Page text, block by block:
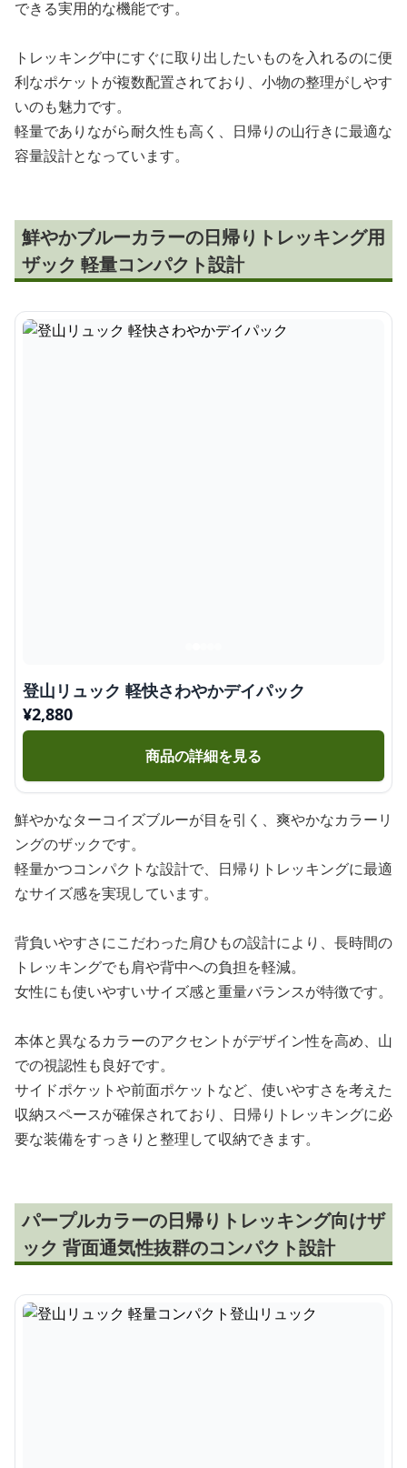
できる実用的な機能です。
トレッキング中にすぐに取り出したいものを入れるのに便
利なポケットが複数配置されており、小物の整理がしやす
いのも魅力です。
軽量でありながら耐久性も高く、日帰りの山行きに最適な
容量設計となっています。
鮮やかブルーカラーの日帰りトレッキング用
ザック 軽量コンパクト設計
登山リュック 軽快さわやかデイパック
¥2,880
商品の詳細を見る
鮮やかなターコイズブルーが目を引く、爽やかなカラーリ
ングのザックです。
軽量かつコンパクトな設計で、日帰りトレッキングに最適
なサイズ感を実現しています。
背負いやすさにこだわった肩ひもの設計により、長時間の
トレッキングでも肩や背中への負担を軽減。
女性にも使いやすいサイズ感と重量バランスが特徴です。
本体と異なるカラーのアクセントがデザイン性を高め、山
での視認性も良好です。
サイドポケットや前面ポケットなど、使いやすさを考えた
収納スペースが確保されており、日帰りトレッキングに必
要な装備をすっきりと整理して収納できます。
パープルカラーの日帰りトレッキング向けザ
ック 背面通気性抜群のコンパクト設計